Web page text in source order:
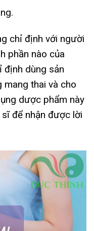
chỉ định với người
phần nào của
định dùng sản
mang thai và cho
dược phẩm này
để nhận được lời